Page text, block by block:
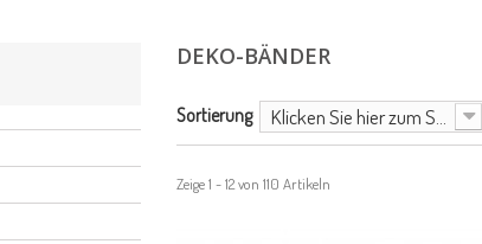
DEKO-BÄNDER
Sortierung
Zeige 1 - 12 von 110 Artikeln